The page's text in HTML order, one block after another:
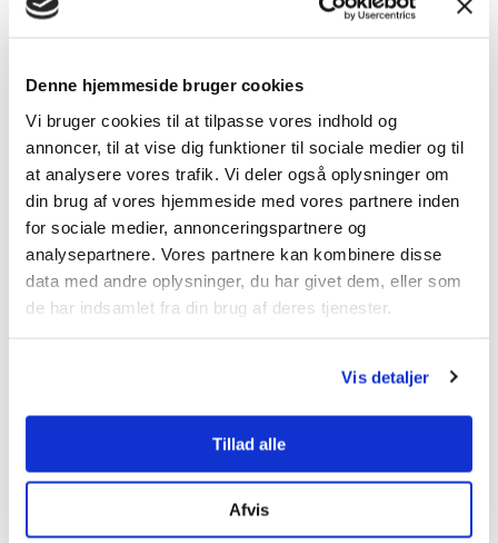
Denne hjemmeside bruger cookies
Vi bruger cookies til at tilpasse vores indhold og
annoncer, til at vise dig funktioner til sociale medier og til
at analysere vores trafik. Vi deler også oplysninger om
din brug af vores hjemmeside med vores partnere inden
for sociale medier, annonceringspartnere og
analysepartnere. Vores partnere kan kombinere disse
data med andre oplysninger, du har givet dem, eller som
de har indsamlet fra din brug af deres tjenester.
Vis detaljer
Tillad alle
Afvis
Filip Cleréus
Head of Sales
Produkt og Marketing